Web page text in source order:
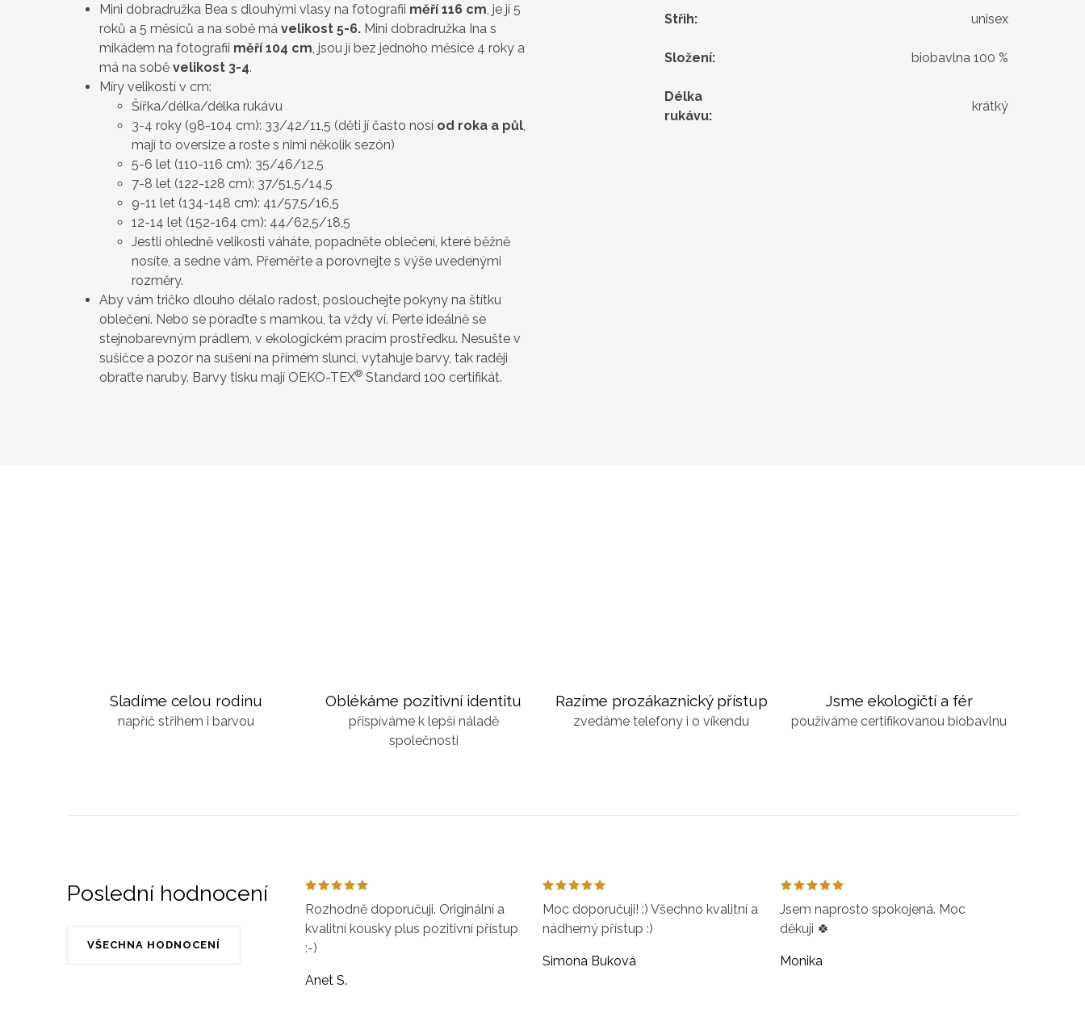
Mini dobradružka Bea s dlouhými vlasy na fotografii měří 116 cm , je jí 5
roků a 5 měsíců a na sobě má velikost 5-6. Mini dobradružka Ina s
mikádem na fotografii měří 104 cm , jsou jí bez jednoho měsíce 4 roky a
má na sobě velikost 3-4.
Míry velikostí v cm:
Šířka/délka/délka rukávu
3-4 roky (98-104 cm): 33/42/11,5 (děti jí často nosí od roka a půl
mají to oversize a roste s nimi několik sezón)
5-6 let (110-116 cm): 35/46/12,5
7-8 let (122-128 cm): 37/51,5/14,5
9-11 let (134-148 cm): 41/57,5/16,5
12-14 let (152-164 cm): 44/62,5/18,5
Jestli ohledně velikosti váháte, popadněte oblečení, které běžně
nosíte, a sedne vám. Přeměřte a porovnejte s výše uvedenými
rozměry.
Aby vám tričko dlouho dělalo radost, poslouchejte pokyny na štítku
oblečení. Nebo se poraďte s mamkou, ta vždy ví. Perte ideálně se
stejnobarevným prádlem, v ekologickém pracím prostředku. Nesušte v
sušičce a pozor na sušení na přímém slunci, vytahuje barvy, tak raději
obraťte naruby. Barvy tisku mají OEKO-TEX® Standard 100 certifikát.
Střih: unisex
Složení: biobavlna 100 %
Délka
rukávu:
krátký
Sladíme celou rodinu
napříč střihem i barvou
Oblékáme pozitivní identitu
přispíváme k lepší náladě
společnosti
Razíme prozákaznický přístup
zvedáme telefony i o víkendu
Jsme ekologičtí a fér
používáme certifikovanou biobavlnu
Poslední hodnocení
VŠECHNA HODNOCENÍ
Rozhodně doporučuji. Originální a
kvalitní kousky plus pozitivní přístup
:-)
Anet S.
Moc doporučuji! :) Všechno kvalitní a
nádherný přístup :)
Simona Buková
Jsem naprosto spokojená. Moc
děkuji 🍀
Monika